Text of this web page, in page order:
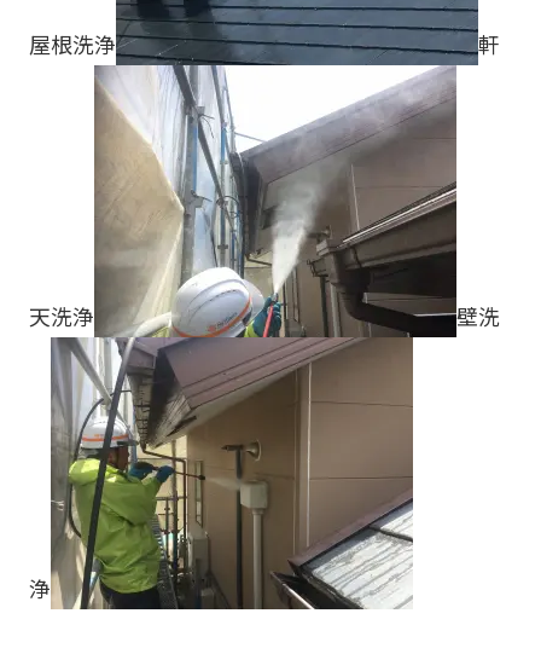
屋根洗浄 軒
天洗浄 壁洗
浄